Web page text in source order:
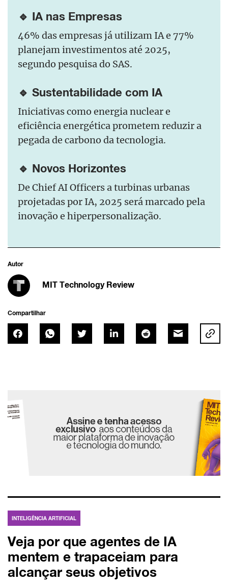
🔹 IA nas Empresas
46% das empresas já utilizam IA e 77%
planejam investimentos até 2025,
segundo pesquisa do SAS.
🔹 Sustentabilidade com IA
Iniciativas como energia nuclear e
eficiência energética prometem reduzir a
pegada de carbono da tecnologia.
🔹 Novos Horizontes
De Chief AI Officers a turbinas urbanas
projetadas por IA, 2025 será marcado pela
inovação e hiperpersonalização.
Autor
MIT Technology Review
Compartilhar
INTELIGÊNCIA ARTIFICIAL
Veja por que agentes de IA
mentem e trapaceiam para
alcançar seus objetivos